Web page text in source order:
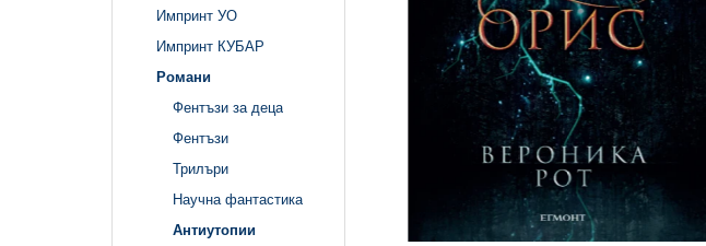
Импринт УО
Импринт КУБАР
Романи
Фентъзи за деца
Фентъзи
Трилъри
Научна фантастика
Антиутопии